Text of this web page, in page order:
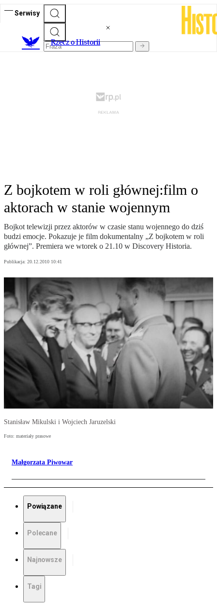
Serwisy
Rzecz o Historii
Z bojkotem w roli głównej:film o
aktorach w stanie wojennym
Bojkot telewizji przez aktorów w czasie stanu wojennego do dziś
budzi emocje. Pokazuje je film dokumentalny „Z bojkotem w roli
głównej”. Premiera we wtorek o 21.10 w Discovery Historia.
Publikacja: 20.12.2010 10:41
Stanisław Mikulski i Wojciech Jaruzelski
Foto: materiały prasowe
Małgorzata Piwowar
Powiązane
Polecane
Najnowsze
Tagi